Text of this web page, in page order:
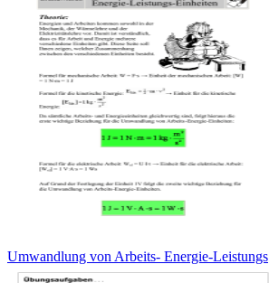
Umwandlung von Arbeits- Energie-Leistungs